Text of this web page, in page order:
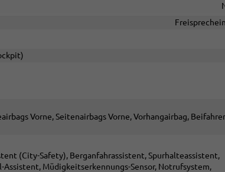
Vorne, Seitenairbags Vorne, Vorhangairbag,
(City-Safety), Berganfahrassistent, Spurhalteassistent,
Müdigkeitserkennungs-Sensor, Notrufsystem,